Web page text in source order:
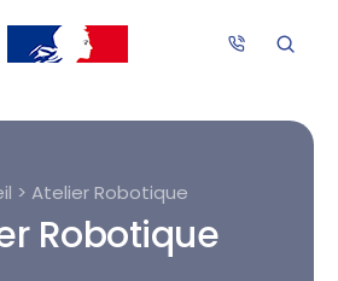
> Atelier Robotique
Robotique